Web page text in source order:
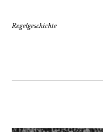
Regelgeschichte